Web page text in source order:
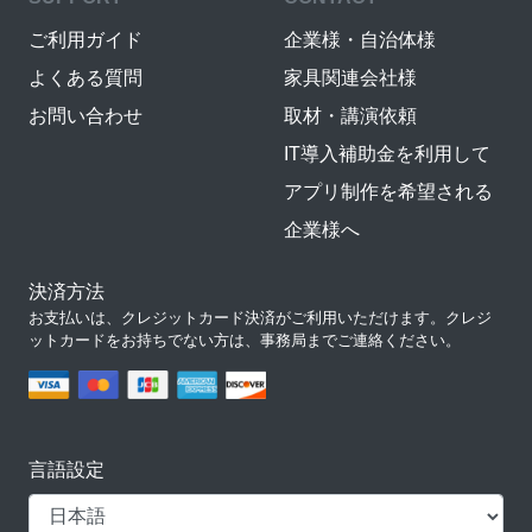
ご利用ガイド
よくある質問
お問い合わせ
企業様・自治体様
家具関連会社様
取材・講演依頼
IT導入補助金を利用して
アプリ制作を希望される
企業様へ
決済方法
お支払いは、クレジットカード決済がご利用いただけます。クレジ
ットカードをお持ちでない方は、事務局までご連絡ください。
言語設定